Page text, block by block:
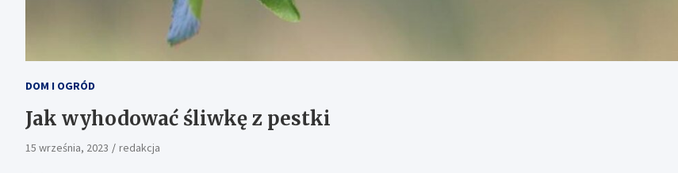
DOM I OGRÓD
Jak wyhodować śliwkę z pestki
15 września, 2023 redakcja